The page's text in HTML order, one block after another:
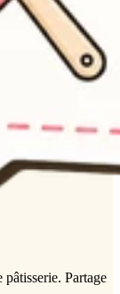
pâtisserie. Partage